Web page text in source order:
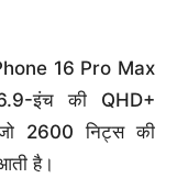
16 Pro Max
इंच की QHD+
2600 निट्स की
है।